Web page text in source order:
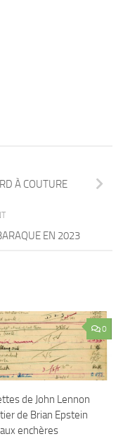
À COUTURE
EN 2023
0
de John Lennon
de Brian Epstein
enchères